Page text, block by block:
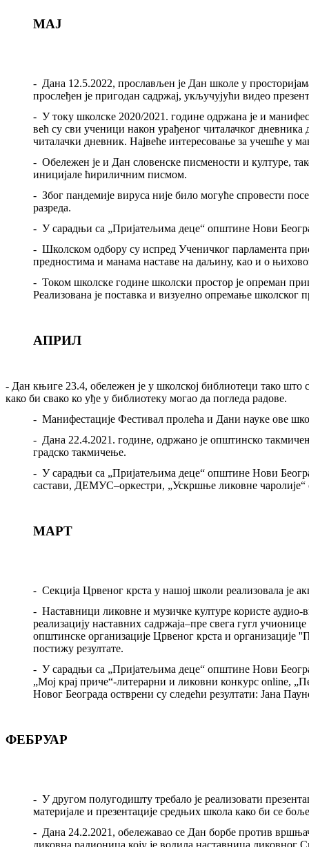
МАЈ
- Дана 12.5.2022, прослављен је Дан школе у
прослеђен је пригодан садржај, укључујући видео
- У току школске 2020/2021. године одржана је и
већ су сви ученици након урађеног читалачког
читалачки дневник. Највеће интересовање за учешће у
- Обележен је и Дан словенске писмености и културе,
иницијале ћириличним писмом.
- Због пандемије вируса није било могуће спровести
разреда.
- У сарадњи са „Пријатељима деце“ општине Нови
- Школском одбору су испред Ученичког парламента
предностима и манама наставе на даљину, као и о
- Током школске године школски простор је опреман
Реализована је поставка и визуелно опремање школског
АПРИЛ
- Дан књиге 23.4, обележен је у школској библиотеци тако
како би свако ко уђе у библиотеку могао да погледа радове.
- Манифестације Фестивал пролећа и Дани науке ове
- Дана 22.4.2021. године, одржано је општинско
градско такмичење.
- У сарадњи са „Пријатељима деце“ општине Нови
састави, ДЕМУС–оркестри, „Ускршње ликовне чаролије“
МАРТ
- Секција Црвеног крста у нашој школи реализовала је
- Наставници ликовне и музичке културе користе аудио-
реализацију наставних садржаја–пре свега гугл
општинске организације Црвеног крста и организације
постижу резултате.
- У сарадњи са „Пријатељима деце“ општине Нови
„Мој крај приче“-литерарни и ликовни конкурс online,
Новог Београда остврени су следећи резултати: Јана
ФЕБРУАР
- У другом полугодишту требало је реализовати
материјале и презентације средњих школа како би се
- Дана 24.2.2021 , обележавао се Дан борбе против
ликовна радионица коју је водила наставница ликовног